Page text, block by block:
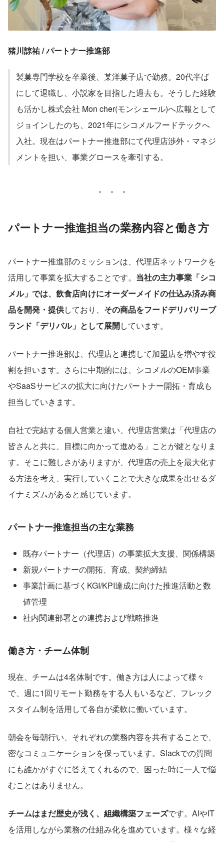
猪川諒祐 / パートナー推進部
製菓専門学校を卒業後、某洋菓子店で勤務。20代半ば
にして退職し、小説家を目指した過去も。そうした経験
も活かし株式会社 Mon cher(モンシェール)へ広報として
ジョインしたのち、2021年にシコメルフードテックへ
入社。現在はパートナー推進部にて代理店渉外・マネジ
メントを担い、事業グロースを牽引する。
パートナー推進担当の業務内容と働き方
パートナー推進部のミッションは、代理店ネットワークを
活用して事業を拡大することです。 当社の主力事業「シコ
メル」では、飲食店向けにオーダーメイドの仕込み済み商
品を開発・提供しており、 その商品をフードデリバリーブ
ランド「デリバル」として展開しています。
パートナー推進部は、代理店と連携して加盟店を増やす役
割を担います。さらに中期的には、シコメルのOEM事業
やSaaSサービスの拡大に向けたパートナー開拓・育成も
担当していきます。
自社で完結する個人営業と違い、代理店営業は「代理店の
皆さんと共に、目標に向かって進める」ことが鍵となりま
す。そこに難しさがありますが、代理店の売上を最大化す
る方法を考え、実行していくことで大きな成果を出せるダ
イナミズムがあると感じています。
パートナー推進担当の主な業務
既存パートナー（代理店）の事業拡大支援、関係構築
新規パートナーの開拓、育成、契約締結
事業計画に基づくKGI/KPI達成に向けた推進活動と数
値管理
社内関連部署との連携および戦略推進
働き方・チーム体制
現在、チームは4名体制です。働き方は人によって様々
で、週に1回リモート勤務をする人もいるなど、フレック
スタイム制を活用して各自が柔軟に働いています。
朝会を毎朝行い、それぞれの業務内容を共有することで、
密なコミュニケーションを保っています。Slackでの質問
にも誰かがすぐに答えてくれるので、困った時に一人で悩
むことはありません。
チームはまだ歴史が浅く、組織構築フェーズです。AIやIT
を活用しながら業務の仕組み化を進めています。様々な経